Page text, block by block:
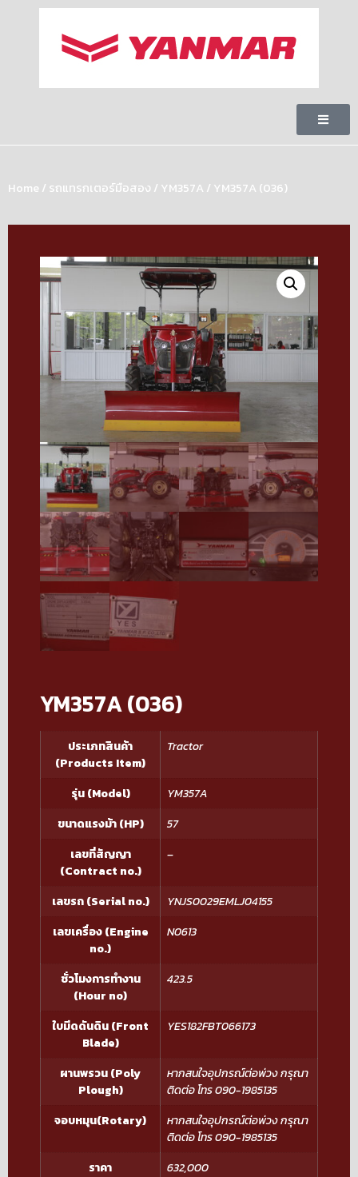
Home / รถแทรกเตอร์มือสอง / YM357A / YM357A (036)
YM357A (036)
ประเภทสินค้า
(Products Item)
Tractor
รุ่น (Model)
YM357A
ขนาดแรงม้า (HP)
57
เลขที่สัญญา
(Contract no.)
–
เลขรถ (Serial no.)
YNJS0029EMLJ04155
เลขเครื่อง (Engine
no.)
N0613
ชั่วโมงการทำงาน
(Hour no)
423.5
ใบมีดดันดิน (Front
Blade)
YES182FBT066173
ผานพรวน (Poly
Plough)
หากสนใจอุปกรณ์ต่อพ่วง กรุณา
ติดต่อ โทร 090-1985135
จอบหมุน(Rotary)
หากสนใจอุปกรณ์ต่อพ่วง กรุณา
ติดต่อ โทร 090-1985135
ราคา
632,000